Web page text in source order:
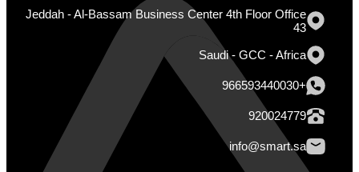
Jeddah - Al-Bassam Business Center 4th Floor Office
43
Saudi - GCC - Africa
+966593440030
920024779
info@smart.sa